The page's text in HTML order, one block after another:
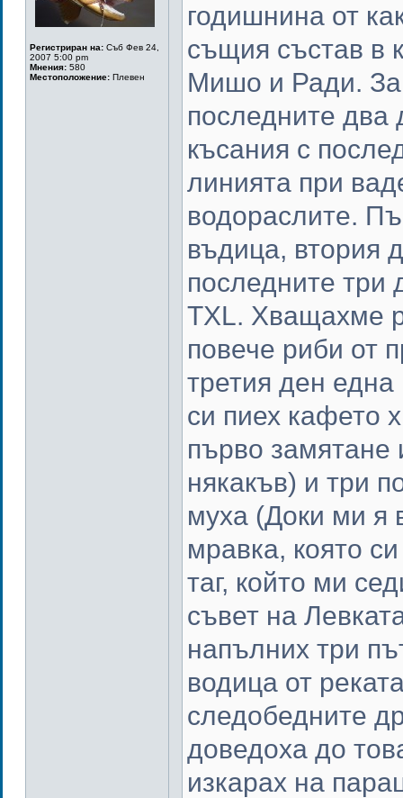
Регистриран на:Съб Фев 24,
2007 5:00 pm
Мнения:580
Местоположение:Плевен
годишнина от
същия състав в
Мишо и Ради.
последните
късания с
линията при
водораслите.
въдица, втория
последните три
TXL. Хващахме
повече риби от
третия ден
си пиех кафето
първо замятане
някакъв) и три
муха (Доки ми я
мравка, която
таг, който ми
съвет на
напълних три
водица от
следобедните
доведоха до
изкарах на